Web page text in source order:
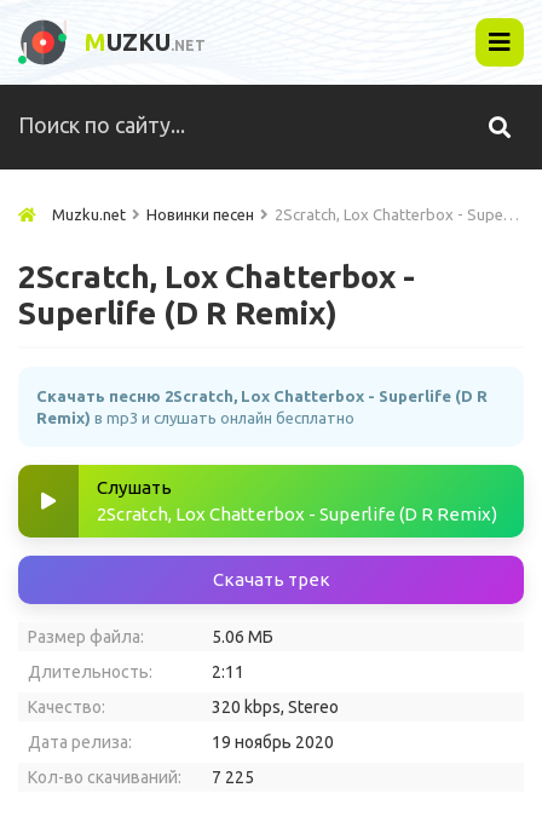
MUZKU.NET
Muzku.net Новинки песен 2Scratch, Lox Chatterbox - Superlife (D R Remix)
2Scratch, Lox Chatterbox -
Superlife (D R Remix)
Скачать песню 2Scratch, Lox Chatterbox - Superlife (D R
Remix) в mp3 и слушать онлайн бесплатно
Слушать
2Scratch, Lox Chatterbox - Superlife (D R Remix)
Скачать трек
Размер файла:
5.06 МБ
Длительность:
2:11
Качество:
320 kbps, Stereo
Дата релиза:
19 ноябрь 2020
Кол-во скачиваний:
7 225